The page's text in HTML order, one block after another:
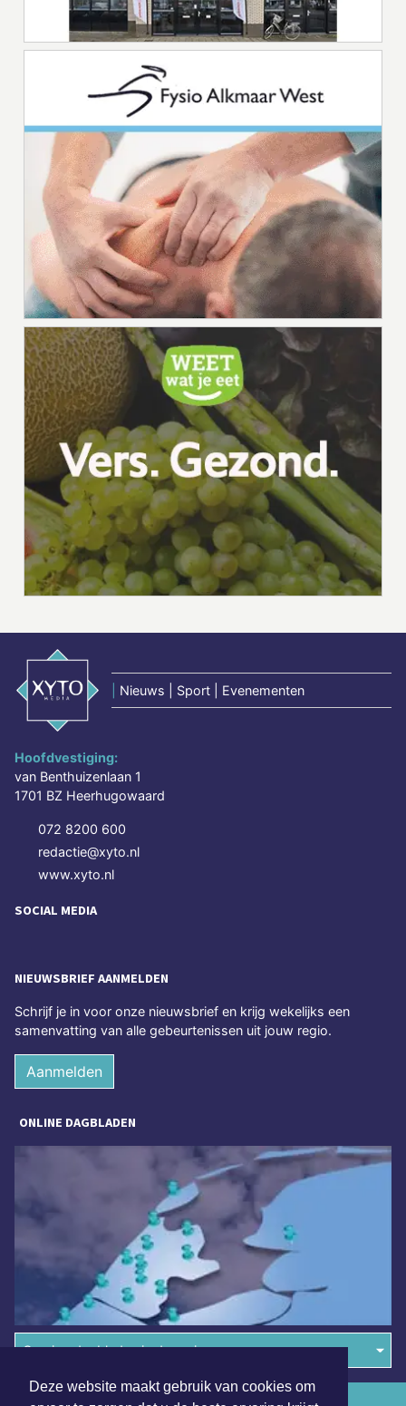
Deze website maakt gebruik van cookies om
Nieuws | Sport | Evenementen
Hoofdvestiging:
van Benthuizenlaan 1
1701 BZ Heerhugowaard
072 8200 600
redactie@xyto.nl
www.xyto.nl
SOCIAL MEDIA
NIEUWSBRIEF AANMELDEN
Schrijf je in voor onze nieuwsbrief en krijg wekelijks een
samenvatting van alle gebeurtenissen uit jouw regio.
Aanmelden
ONLINE DAGBLADEN
Overige dagbladen in de regio